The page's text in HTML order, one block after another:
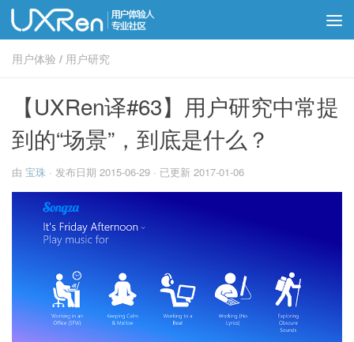
用户体验 / 用户研究
【UXRen译#63】用户研究中常提
到的“场景”，到底是什么？
由 宝珠 · 发布日期 2015-06-29 · 已更新 2017-01-06